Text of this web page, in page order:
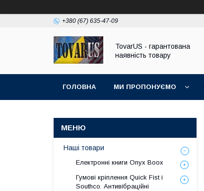
+380 (67) 635-47-09
TovarUS - гарантована
наявність товару
ГОЛОВНА МИ ПРОПОНУЄМО
Наші товари
Електронні книги Onyx Boox
Гумові кріплення Quick Fist і
Southco. Антивібраційні